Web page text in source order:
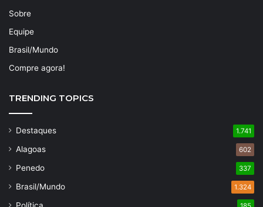
Sobre
Equipe
Brasil/Mundo
Compre agora!
TRENDING TOPICS
Destaques 1.741
Alagoas 602
Penedo 337
Brasil/Mundo 1.324